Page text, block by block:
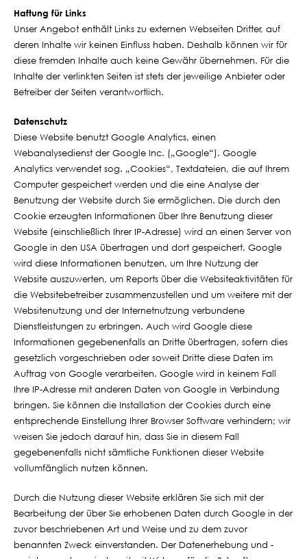
Haftung für Links
Unser Angebot enthält Links zu externen Webseiten Dritter, auf
deren Inhalte wir keinen Einfluss haben. Deshalb können wir für
diese fremden Inhalte auch keine Gewähr übernehmen. Für die
Inhalte der verlinkten Seiten ist stets der jeweilige Anbieter oder
Betreiber der Seiten verantwortlich.
Datenschutz
Diese Website benutzt Google Analytics, einen
Webanalysedienst der Google Inc. („Google“). Google
Analytics verwendet sog. „Cookies“, Textdateien, die auf Ihrem
Computer gespeichert werden und die eine Analyse der
Benutzung der Website durch Sie ermöglichen. Die durch den
Cookie erzeugten Informationen über Ihre Benutzung dieser
Website (einschließlich Ihrer IP-Adresse) wird an einen Server von
Google in den USA übertragen und dort gespeichert. Google
wird diese Informationen benutzen, um Ihre Nutzung der
Website auszuwerten, um Reports über die Websiteaktivitäten für
die Websitebetreiber zusammenzustellen und um weitere mit der
Websitenutzung und der Internetnutzung verbundene
Dienstleistungen zu erbringen. Auch wird Google diese
Informationen gegebenenfalls an Dritte übertragen, sofern dies
gesetzlich vorgeschrieben oder soweit Dritte diese Daten im
Auftrag von Google verarbeiten. Google wird in keinem Fall
Ihre IP-Adresse mit anderen Daten von Google in Verbindung
bringen. Sie können die Installation der Cookies durch eine
entsprechende Einstellung Ihrer Browser Software verhindern; wir
weisen Sie jedoch darauf hin, dass Sie in diesem Fall
gegebenenfalls nicht sämtliche Funktionen dieser Website
vollumfänglich nutzen können.
Durch die Nutzung dieser Website erklären Sie sich mit der
Bearbeitung der über Sie erhobenen Daten durch Google in der
zuvor beschriebenen Art und Weise und zu dem zuvor
benannten Zweck einverstanden. Der Datenerhebung und -